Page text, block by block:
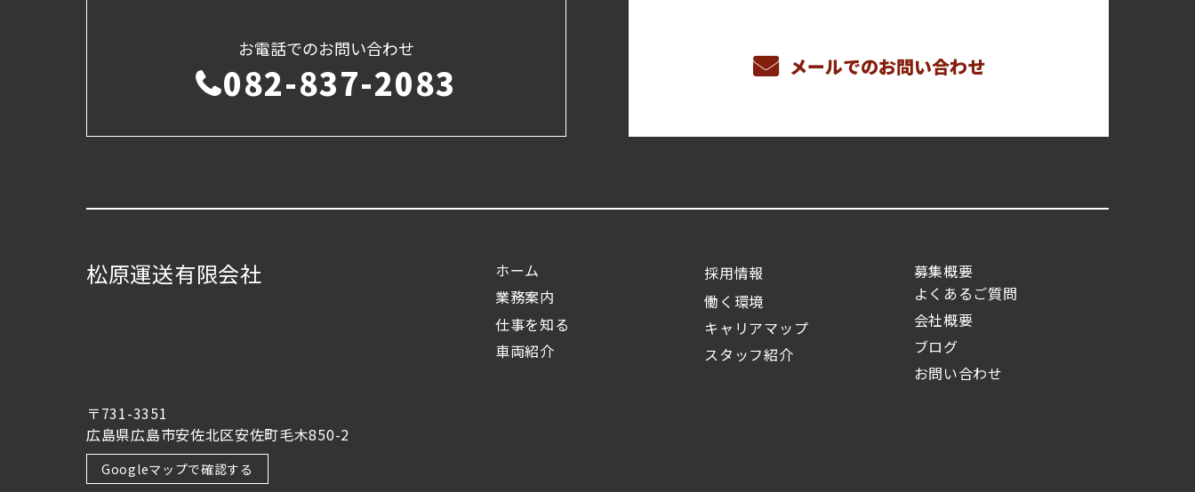
お電話でのお問い合わせ
082-837-2083 メールでのお問い合わせ
松原運送有限会社
ホーム
業務案内
仕事を知る
車両紹介
採用情報
働く環境
キャリアマップ
スタッフ紹介
募集概要
よくあるご質問
会社概要
ブログ
お問い合わせ
〒731-3351
広島県広島市安佐北区安佐町毛木850-2
Googleマップで確認する